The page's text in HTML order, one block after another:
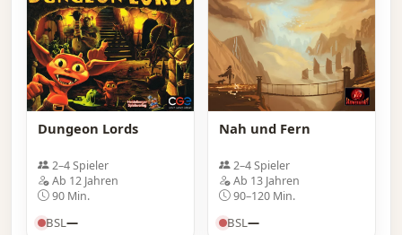
Dungeon Lords
2–4 Spieler
Ab 12 Jahren
90 Min.
BSL —
Nah und Fern
2–4 Spieler
Ab 13 Jahren
90–120 Min.
BSL —